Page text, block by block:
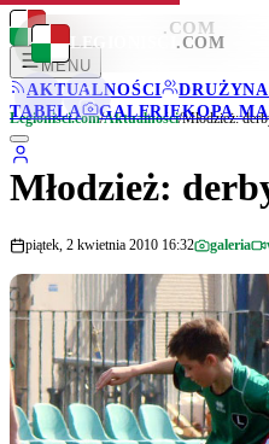
LEGIONISCI .COM
MENU
AKTUALNOŚCI
DRUŻYNA
TABELA
GALERIEKOPA
LEGIONISCI .COM
Legionisci.com/Aktualności/Młodzież:
Młodzież:
piątek, 2 kwietnia 2010 16:32 galeria